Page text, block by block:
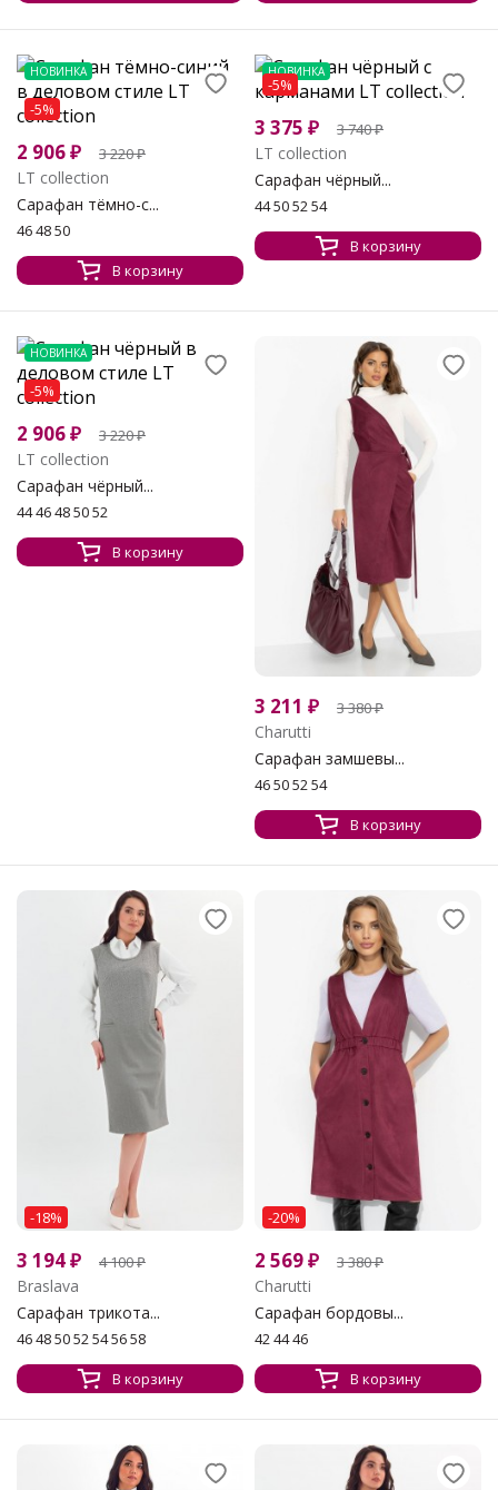
НОВИНКА
-5%
2 906₽ 3 220₽
LT collection
Сарафан тёмно-с...
46 48 50
В корзину
НОВИНКА
-5%
3 375 ₽ 3 740₽
LT collection
Сарафан чёрный...
44 50 52 54
В корзину
НОВИНКА
-5%
2 906₽ 3 220₽
LT collection
Сарафан чёрный...
44 46 48 50 52
В корзину
3 211 ₽ 3 380₽
Charutti
Сарафан замшевы...
46 50 52 54
В корзину
-18%
3 194₽ 4 100₽
Braslava
Сарафан трикота...
46 48 50 52 54 56 58
В корзину
-20%
2 569₽ 3 380₽
Charutti
Сарафан бордовы...
42 44 46
В корзину